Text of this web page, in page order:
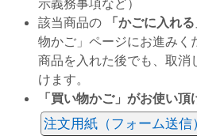
該当商品の
「かごに入れ
物かご」ページにお進みく
商品を入れた後でも、取消
けます。
「買い物かご」がお使い頂
注文用紙（フォーム送信）